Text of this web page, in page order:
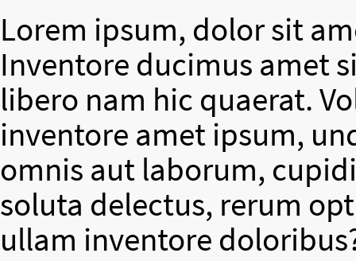
Lorem ipsum, dolor sit
Inventore ducimus amet
libero nam hic quaerat.
inventore amet ipsum,
omnis aut laborum,
soluta delectus, rerum
ullam inventore